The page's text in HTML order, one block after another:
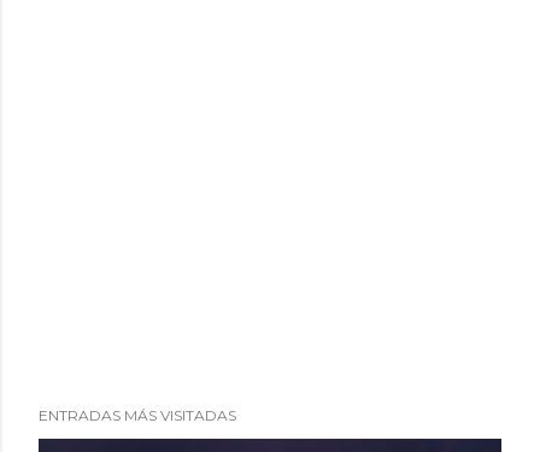
ENTRADAS MÁS VISITADAS